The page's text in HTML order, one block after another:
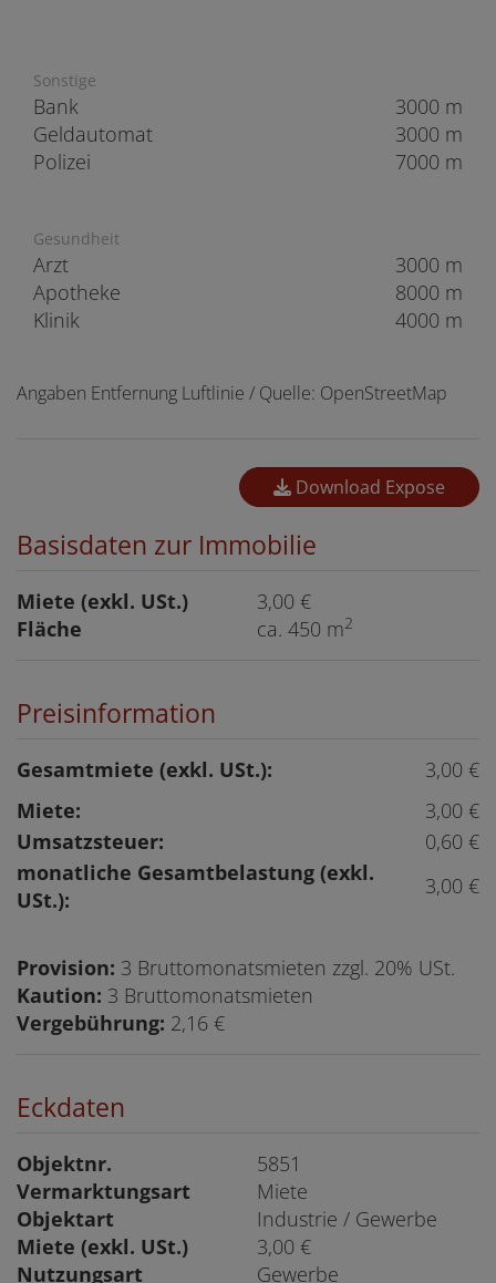
Sonstige
Bank
3000 m
Geldautomat
3000 m
Polizei
7000 m
Gesundheit
Arzt
3000 m
Apotheke
8000 m
Klinik
4000 m
Angaben Entfernung Luftlinie / Quelle: OpenStreetMap
Download Expose
Basisdaten zur Immobilie
Miete (exkl. USt.)
3,00 €
Fläche
ca. 450 m2
Preisinformation
Gesamtmiete (exkl. USt.):
3,00 €
Miete:
3,00 €
Umsatzsteuer:
0,60 €
monatliche Gesamtbelastung (exkl.
USt.):
3,00 €
Provision: 3 Bruttomonatsmieten zzgl. 20% USt.
Kaution: 3 Bruttomonatsmieten
Vergebührung: 2,16 €
Eckdaten
Objektnr.
5851
Vermarktungsart
Miete
Objektart
Industrie / Gewerbe
Miete (exkl. USt.)
3,00 €
Nutzungsart
Gewerbe